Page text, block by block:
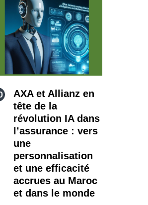
AXA et Allianz en
tête de la
révolution IA dans
l’assurance : vers
une
personnalisation
et une efficacité
accrues au Maroc
et dans le monde